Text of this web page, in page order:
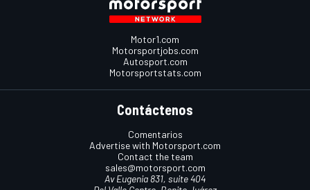
Motor1.com
Motorsportjobs.com
Autosport.com
Motorsportstats.com
Contáctenos
Comentarios
Advertise with Motorsport.com
Contact the team
sales@motorsport.com
Av Eugenia 831, suite 404